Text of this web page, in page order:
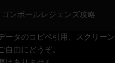
ンボールレジェンズ攻略
ータのコピペ引用、スクリーン
自由にどうぞ。